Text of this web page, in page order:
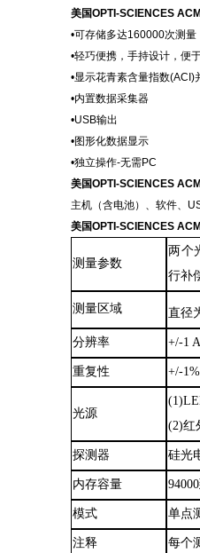
美国OPTI-SCIENCES
•可存储多达160000次测量
•轻巧便携，手持设计，便
•显示花青素含量指数(ACI)
•内置数据采集器
•USB输出
•图形化数据显示
•独立操作-无需PC
美国OPTI-SCIENCES
主机（含电池）、软件、
美国OPTI-SCIENCES
测量参数
两个
行补
测量区域 直径
分辨率 +/-1
重复性 +/-1%
光源
(2)红
探测器 硅光
内存容量
模式 单点
注释 每个